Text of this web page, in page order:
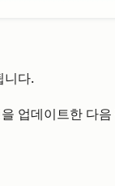
니다.
업데이트한 다음